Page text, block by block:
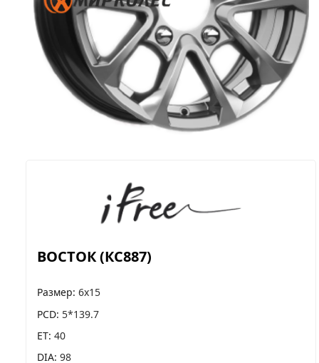
ВОСТОК (КС887)
Размер 6x15
PCD 5*139.7
ET 40
DIA 98